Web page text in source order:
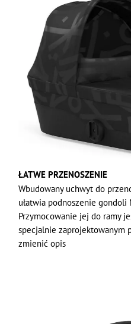
ŁATWE PRZENOSZENIE
Wbudowany uchwyt do
ułatwia podnoszenie gondoli
Przymocowanie jej do ramy
specjalnie zaprojektowanym
zmienić opis